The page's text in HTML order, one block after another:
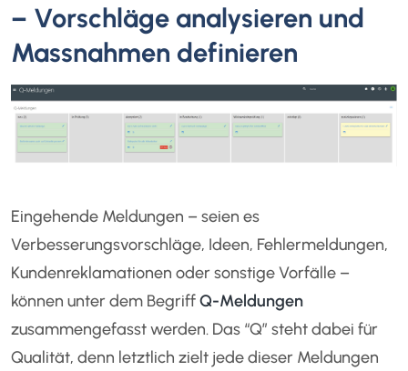
– Vorschläge analysieren und
Massnahmen definieren
Eingehende Meldungen – seien es
Verbesserungsvorschläge, Ideen, Fehlermeldungen,
Kundenreklamationen oder sonstige Vorfälle –
können unter dem BegriffQ-Meldungen
zusammengefasst werden. Das “Q” steht dabei für
Qualität, denn letztlich zielt jede dieser Meldungen